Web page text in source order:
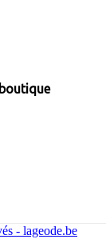
- lageode.be